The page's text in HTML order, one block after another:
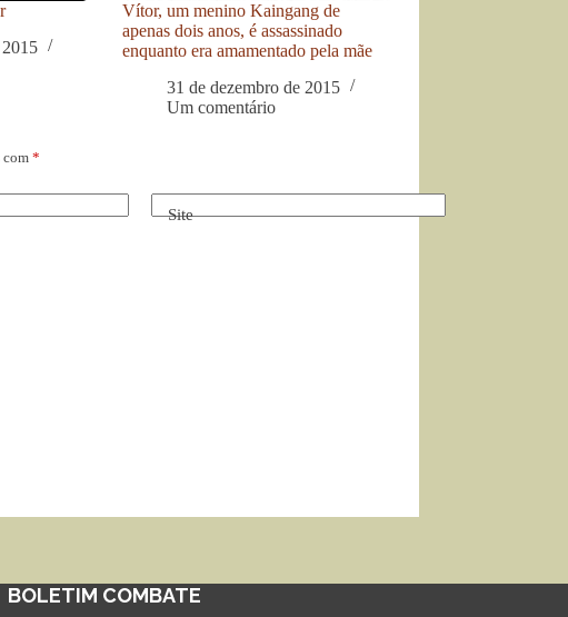
Vítor, um menino Kaingang de
apenas dois anos, é assassinado
enquanto era amamentado pela mãe
31 de dezembro de 2015
Um comentário
com *
Site
BOLETIM COMBATE